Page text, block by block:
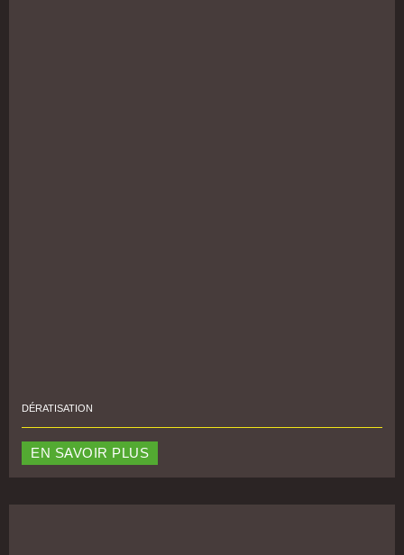
DÉRATISATION
EN SAVOIR PLUS